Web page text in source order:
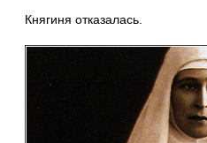
Княгиня отказалась.